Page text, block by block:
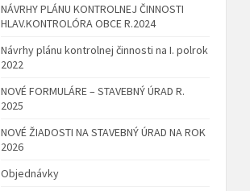
NÁVRHY PLÁNU KONTROLNEJ ČINNOSTI
HLAV.KONTROLÓRA OBCE R.2024
Návrhy plánu kontrolnej činnosti na I. polrok
2022
NOVÉ FORMULÁRE – STAVEBNÝ ÚRAD R.
2025
NOVÉ ŽIADOSTI NA STAVEBNÝ ÚRAD NA ROK
2026
Objednávky